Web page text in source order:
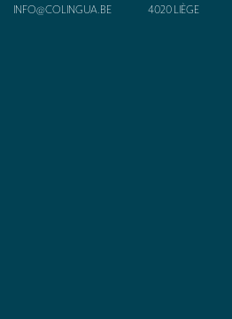
INFO@COLINGUA.BE
4020LIÈGE